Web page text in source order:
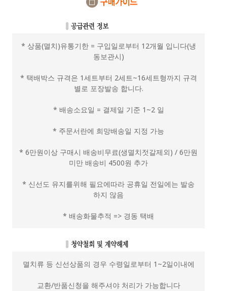
* 상품(멸치)유통기한 = 구입일로부터 12개월 입니다(냉
동보관시)
* 택배박스 규격은 1세트부터 2세트~16세트형까지 규격
별로 포장발송 합니다.
* 배송소요일 = 결제일 기준 1~2 일
* 주문서란에 희망배송일 지정 가능
* 6만원이상 구매시 배송비무료(생멸치젓갈제외) / 6만원
미만 배송비 4500원 추가
* 신선도 유지를위해 필요에따라 공휴일 전일에는 발송
하지 않음
* 배송화물추적 => 경동 택배
멸치류 등 신선상품의 경우 수령일로부터 1~2일이내에
교환/반품신청을 해주셔야 처리가 가능합니다